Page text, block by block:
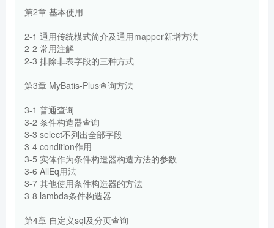
第2章 基本使用
2-1 通用传统模式简介及通用mapper新增方法
2-2 常用注解
2-3 排除非表字段的三种方式
第3章 MyBatis-Plus查询方法
3-1 普通查询
3-2 条件构造器查询
3-3 select不列出全部字段
3-4 condition作用
3-5 实体作为条件构造器构造方法的参数
3-6 AllEq用法
3-7 其他使用条件构造器的方法
3-8 lambda条件构造器
第4章 自定义sql及分页查询